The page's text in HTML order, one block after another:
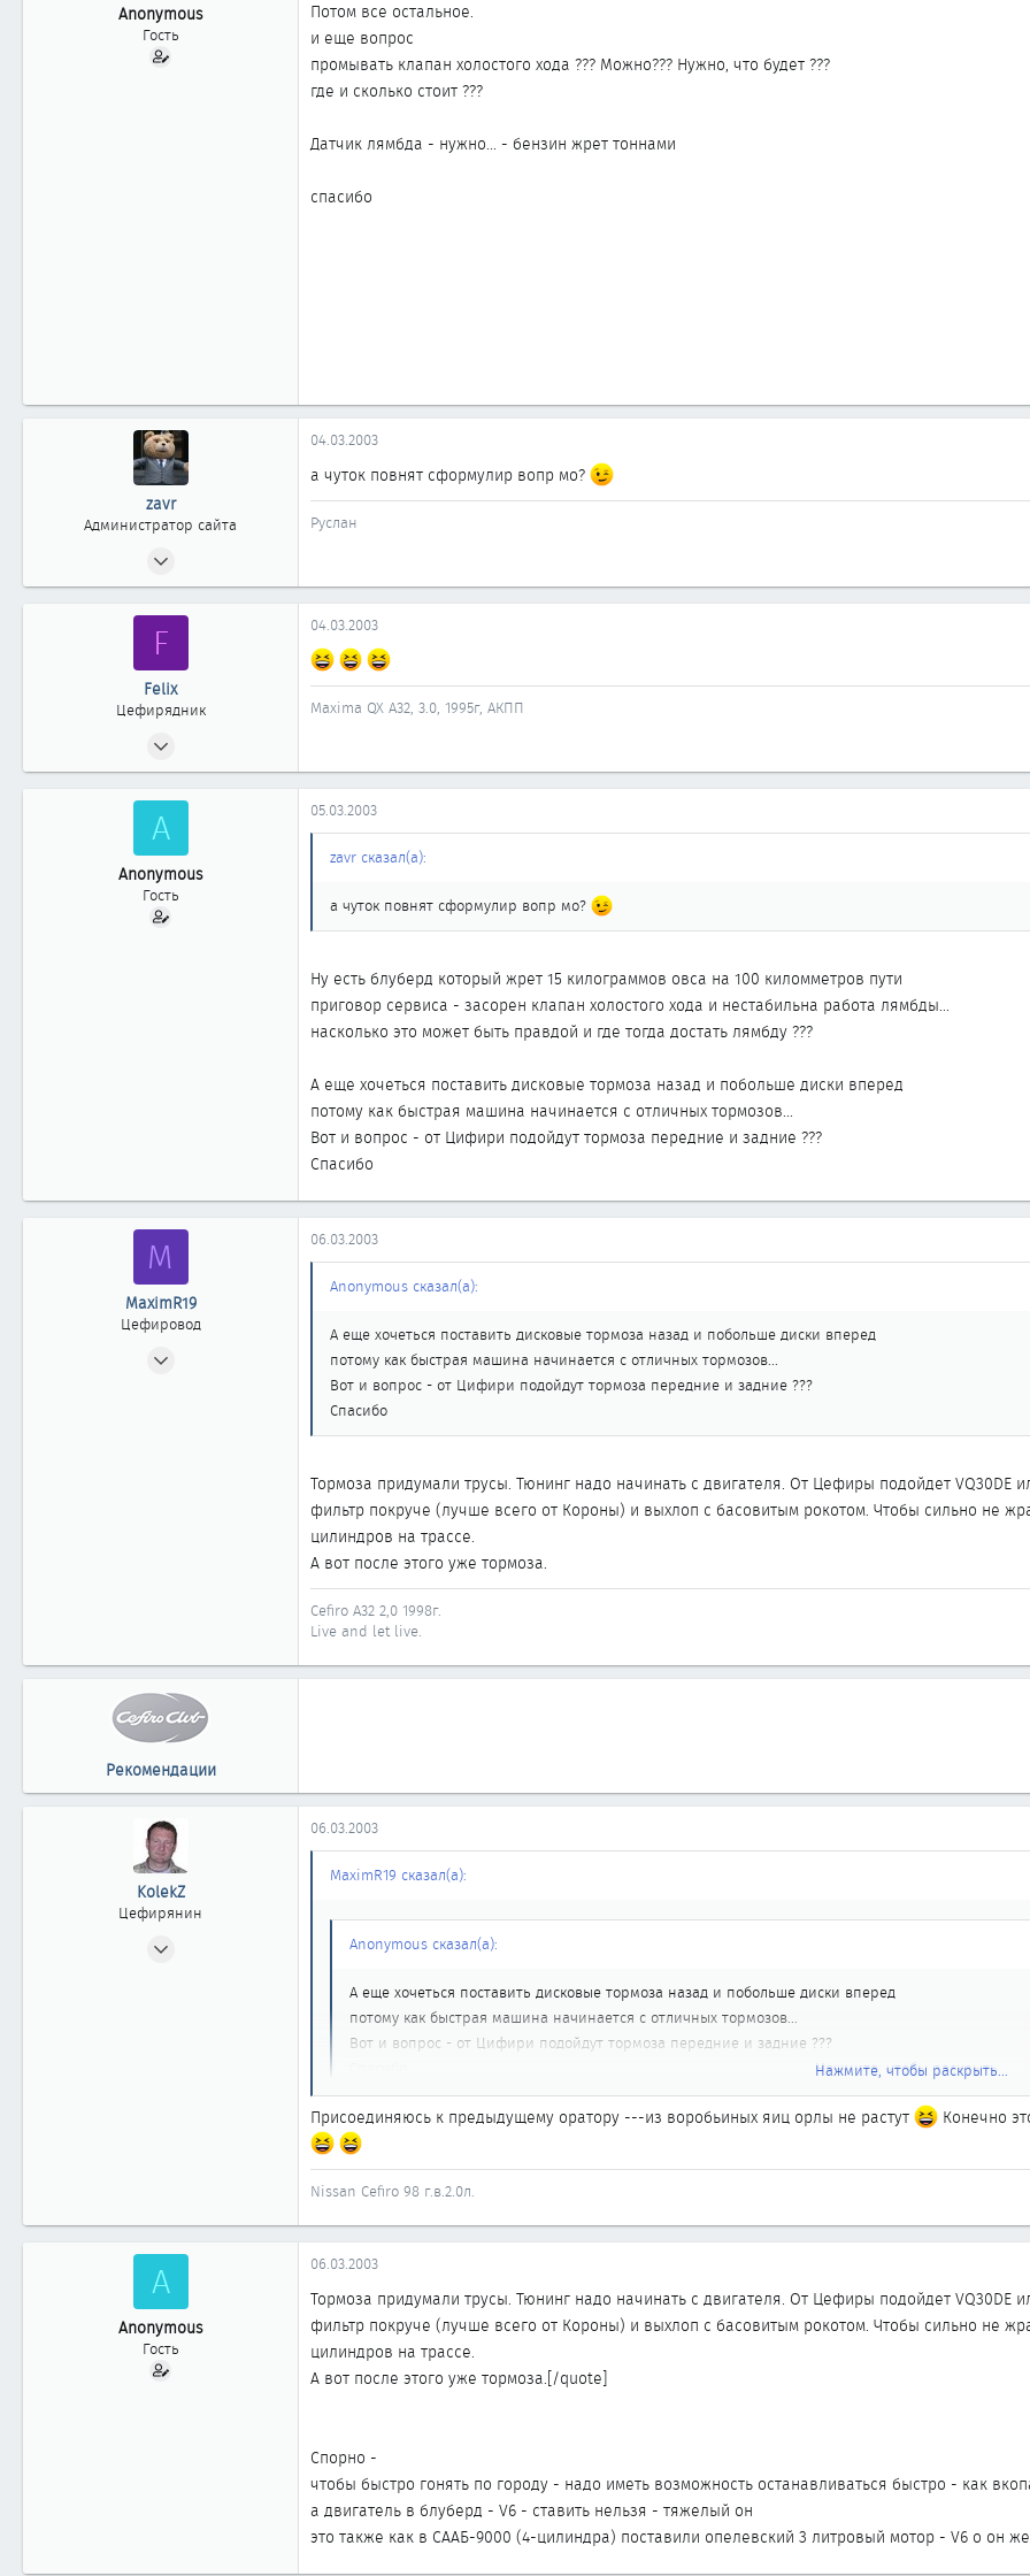
а
Anonymous
Гость
Потом все остальное.
и еще вопрос
промывать клапан холостого хода ??? Можно??? Нужно, что будет ???
где и сколько стоит ???
Датчик лямбда - нужно... - бензин жрет тоннами
спасибо
zavr
Администратор сайта
2 404
04.03.2003
а чуток повнят сформулир вопр мо?
Руслан
F
Felix
Цефирядник
279
04.03.2003
Maxima QX А32, 3.0, 1995г, АКПП
A
Anonymous
Гость
05.03.2003
zavr сказал(а):
а чуток повнят сформулир вопр мо?
Ну есть блуберд который жрет 15 килограммов овса на 100 киломметров пути
приговор сервиса - засорен клапан холостого хода и нестабильна работа лямбды...
насколько это может быть правдой и где тогда достать лямбду ???
А еще хочеться поставить дисковые тормоза назад и побольше диски вперед
потому как быстрая машина начинается с отличных тормозов...
Вот и вопрос - от Цифири подойдут тормоза передние и задние ???
Спасибо
M
MaximR19
Цефировод
06.03.2003
Anonymous сказал(а):
А еще хочеться поставить дисковые тормоза назад и побольше диски вперед
потому как быстрая машина начинается с отличных тормозов...
Вот и вопрос - от Цифири подойдут тормоза передние и задние ???
Спасибо
Тормоза придумали трусы. Тюнинг надо начинать с двигателя. От Цефиры подойдет VQ30DE
фильтр покруче (лучше всего от Короны) и выхлоп с басовитым рокотом. Чтобы сильно не
цилиндров на трассе.
А вот после этого уже тормоза.
Cefiro A32 2,0 1998г.
Live and let live.
Рекомендации
KolekZ
Цефирянин
06.03.2003
MaximR19 сказал(а):
Anonymous сказал(а):
А еще хочеться поставить дисковые тормоза назад и побольше диски вперед
потому как быстрая машина начинается с отличных тормозов...
Вот и вопрос - от Цифири подойдут тормоза передние и задние ???
Нажмите, чтобы раскрыть...
Тормоза придумали трусы. Тюнинг надо начинать с двигателя. От Цефиры подойдет VQ30DE или
покруче (лучше всего от Короны) и выхлоп с басовитым рокотом. Чтобы сильно не жрал ИМХО
А вот после этого уже тормоза.
Нажмите, чтобы раскрыть...
Присоединяюсь к предыдущему оратору ---из воробьиных яиц орлы не растут Конечно
Nissan Cefiro 98 г.в.2.0л.
A
Anonymous
Гость
06.03.2003
Тормоза придумали трусы. Тюнинг надо начинать с двигателя. От Цефиры подойдет VQ30DE
фильтр покруче (лучше всего от Короны) и выхлоп с басовитым рокотом. Чтобы сильно не
цилиндров на трассе.
А вот после этого уже тормоза.[/quote]
Спорно -
чтобы быстро гонять по городу - надо иметь возможность останавливаться быстро - как
а двигатель в блуберд - V6 - ставить нельзя - тяжелый он
это также как в СААБ-9000 (4-цилиндра) поставили опелевский 3 литровый мотор - V6 о он